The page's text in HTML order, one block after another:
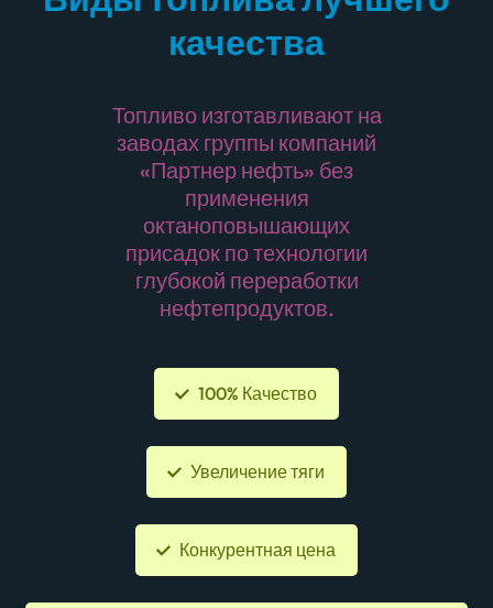
качества
Топливо изготавливают на
заводах группы компаний
«Партнер нефть» без
применения
октаноповышающих
присадок по технологии
глубокой переработки
нефтепродуктов.
100% Качество
Увеличение тяги
Конкурентная цена